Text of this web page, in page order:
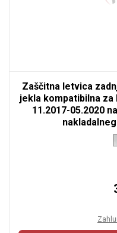
Zaščitna letvica
jekla kompatibilna
11.2017-05.2020